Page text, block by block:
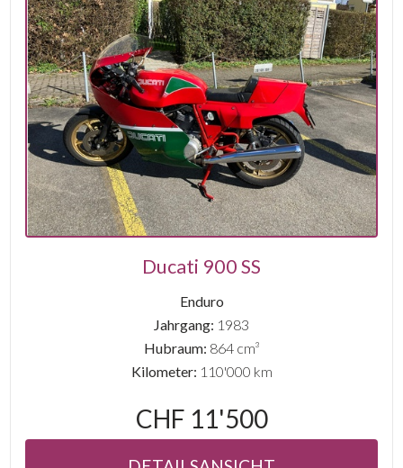
Ducati 900 SS
Enduro
Jahrgang: 1983
Hubraum: 864 cm³
Kilometer: 110'000 km
CHF 11'500